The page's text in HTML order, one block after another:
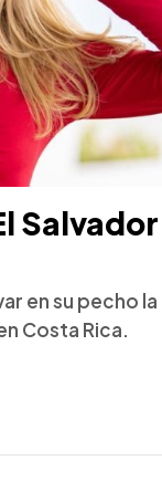
en su pecho la
Costa Rica.